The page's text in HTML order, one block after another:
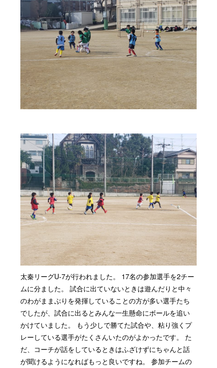
太秦リーグU-7が行われました。 17名の参加選手を2チー
ムに分ました。 試合に出ていないときは遊んだりと中々
のわがままぶりを発揮していることの方が多い選手たち
でしたが、試合に出るとみんな一生懸命にボールを追い
かけていました。 もう少しで勝てた試合や、粘り強くプ
レーしている選手がたくさんいたのがよかったです。 た
だ、コーチが話をしているときはふざけずにちゃんと話
が聞けるようになればもっと良いですね。 参加チームの